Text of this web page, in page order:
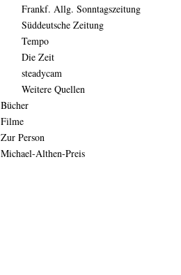
Frankf. Allg. Sonntagszeitung
Süddeutsche Zeitung
Tempo
Die Zeit
steadycam
Weitere Quellen
Bücher
Filme
Zur Person
Michael-Althen-Preis